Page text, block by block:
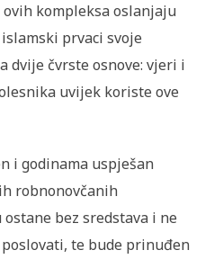
kompleksa oslanjaju
prvaci svoje
dvije čvrste osnove: vjeri i
uvijek koriste ove
i godinama uspješan
robnonovčanih
bez sredstava i ne
te bude prinuđen